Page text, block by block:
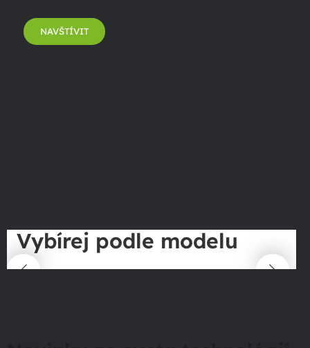
NAVŠTÍVIT
Vybírej podle modelu